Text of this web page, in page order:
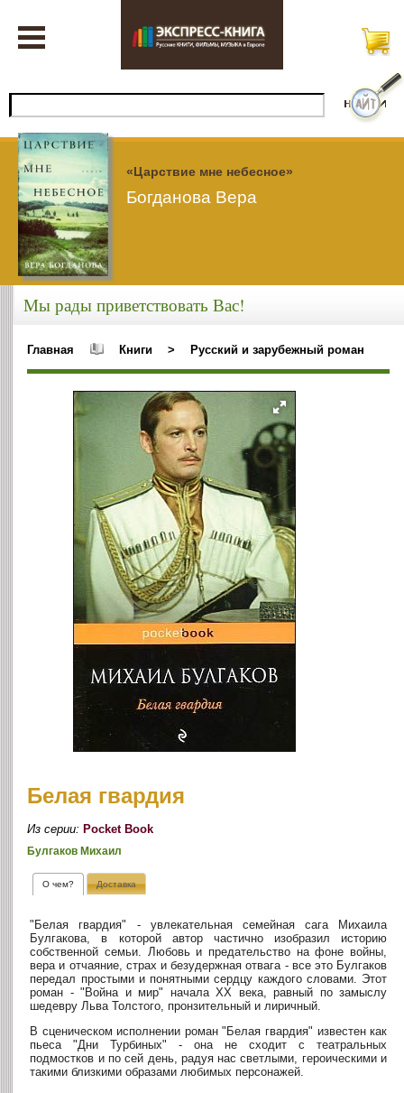
«Царствие мне небесное»
Богданова Вера
Мы рады приветствовать Вас!
Главная Книги > Русский и зарубежный роман
Белая гвардия
Из серии:Pocket Book
Булгаков Михаил
О чем? Доставка
"Белая гвардия" - увлекательная семейная сага Михаила
Булгакова, в которой автор частично изобразил историю
собственной семьи. Любовь и предательство на фоне войны,
вера и отчаяние, страх и безудержная отвага - все это Булгаков
передал простыми и понятными сердцу каждого словами. Этот
роман - "Война и мир" начала XX века, равный по замыслу
шедевру Льва Толстого, пронзительный и лиричный.
В сценическом исполнении роман "Белая гвардия" известен как
пьеса "Дни Турбиных" - она не сходит с театральных
подмостков и по сей день, радуя нас светлыми, героическими и
такими близкими образами любимых персонажей.